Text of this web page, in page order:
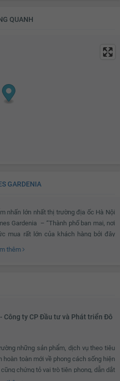
QUANH
GARDENIA
nhấn lớn nhất thị trường địa ốc Hà Nội
Gardenia – “Thành phố ban mai, nơi
mua rất lớn của khách hàng bởi đây
được ví như “trái tim của Thăng Long
quan mới nơi cửa ngõ phía Tây Hà Nội
dục mới” của Thủ đô và sở hữu hạ
triển hàng đầu cả nước.
thêm
Công ty CP Đầu tư và Phát triển Đô
những sản phẩm, dịch vụ theo tiêu
toàn mới về phong cách sống hiện
chứng tỏ vai trò tiên phong, dẫn dắt